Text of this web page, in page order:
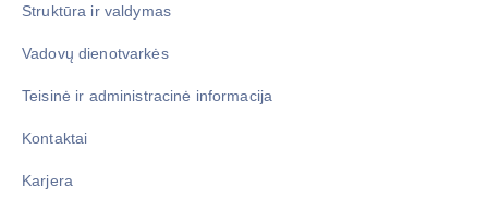
Struktūra ir valdymas
Vadovų dienotvarkės
Teisinė ir administracinė informacija
Kontaktai
Karjera